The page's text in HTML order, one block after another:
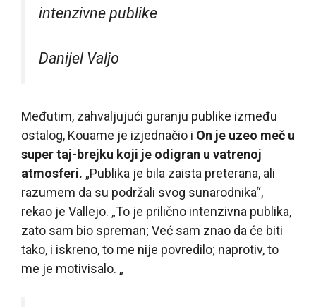
intenzivne publike
Danijel Valjo
Međutim, zahvaljujući guranju publike između
ostalog, Kouame je izjednačio i On je uzeo meč u
super taj-brejku koji je odigran u vatrenoj
atmosferi. „Publika je bila zaista preterana, ali
razumem da su podržali svog sunarodnika“,
rekao je Vallejo. „To je prilično intenzivna publika,
zato sam bio spreman; Već sam znao da će biti
tako, i iskreno, to me nije povredilo; naprotiv, to
me je motivisalo. „